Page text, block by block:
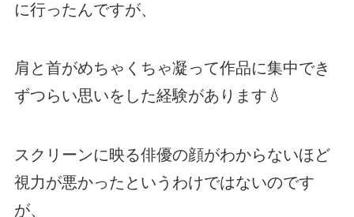
に行ったんですが、
肩と首がめちゃくちゃ凝って作品に集中でき
ずつらい思いをした経験があります💧
スクリーンに映る俳優の顔がわからないほど
視力が悪かったというわけではないのです
が、